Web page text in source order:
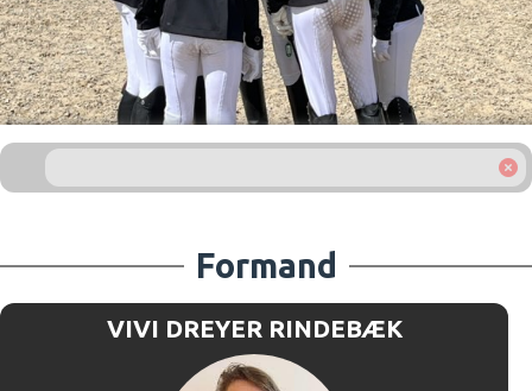
Formand
VIVI DREYER RINDEBÆK